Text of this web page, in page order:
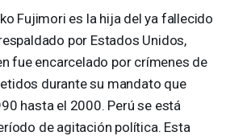
Fujimori es la hija del ya fallecido
por Estados Unidos,
fue encarcelado por crímenes de
durante su mandato que
hasta el 2000. Perú se está
de agitación política. Esta